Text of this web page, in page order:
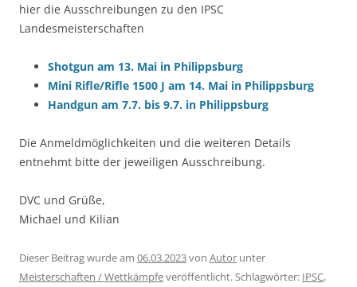
hier die Ausschreibungen zu den IPSC
Landesmeisterschaften
Shotgun am 13. Mai in Philippsburg
Mini Rifle/Rifle 1500 J am 14. Mai in Philippsburg
Handgun am 7.7. bis 9.7. in Philippsburg
Die Anmeldmöglichkeiten und die weiteren Details
entnehmt bitte der jeweiligen Ausschreibung.
DVC und Grüße,
Michael und Kilian
Dieser Beitrag wurde am 06.03.2023von Autor unter
Meisterschaften / Wettkämpfeveröffentlicht. Schlagwörter: IPSC,